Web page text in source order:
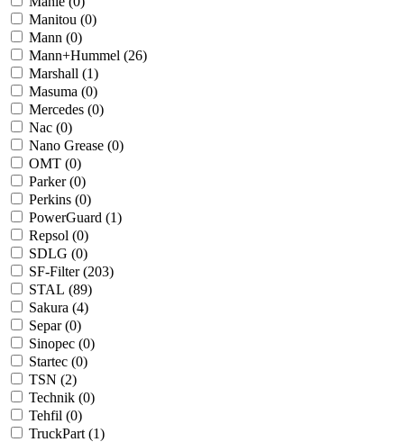
Manitou (0)
Mann (0)
Mann+Hummel (26)
Marshall (1)
Masuma (0)
Mercedes (0)
Nac (0)
Nano Grease (0)
OMT (0)
Parker (0)
Perkins (0)
PowerGuard (1)
Repsol (0)
SDLG (0)
SF-Filter (203)
STAL (89)
Sakura (4)
Separ (0)
Sinopec (0)
Startec (0)
TSN (2)
Technik (0)
Tehfil (0)
TruckPart (1)